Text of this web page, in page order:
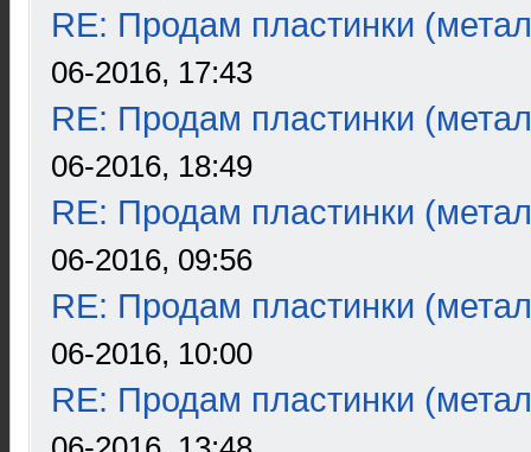
RE: Продам пластинки
06-2016, 17:43
RE: Продам пластинки
06-2016, 18:49
RE: Продам пластинки
06-2016, 09:56
RE: Продам пластинки
06-2016, 10:00
RE: Продам пластинки